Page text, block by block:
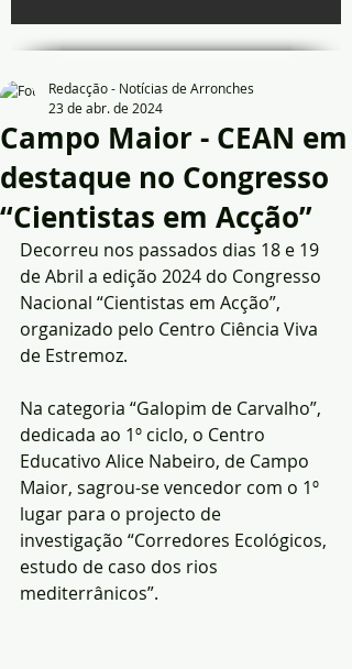
Campo Maior - CEAN em
destaque no Congresso
“Cientistas em Acção”
Redacção - Notícias de Arronches
23 de abr. de 2024
Decorreu nos passados dias 18 e 19
de Abril a edição 2024 do Congresso
Nacional “Cientistas em Acção”,
organizado pelo Centro Ciência Viva
de Estremoz.
Na categoria “Galopim de Carvalho”,
dedicada ao 1º ciclo, o Centro
Educativo Alice Nabeiro, de Campo
Maior, sagrou-se vencedor com o 1º
lugar para o projecto de
investigação “Corredores Ecológicos,
estudo de caso dos rios
mediterrânicos”.